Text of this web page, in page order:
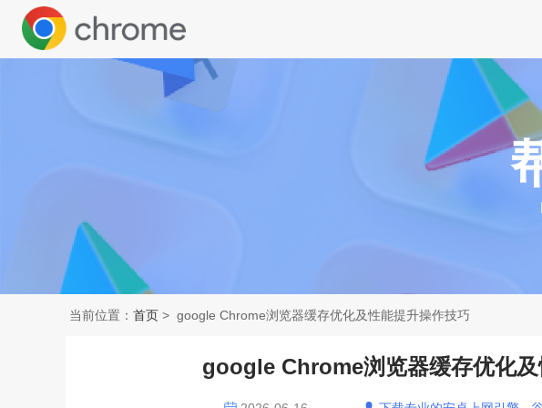
当前位置： 首页 > google Chrome浏览器缓存优化及性能提升操作技巧
google Chrome浏览器缓存优化